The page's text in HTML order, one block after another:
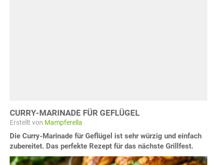
CURRY-MARINADE FÜR GEFLÜGEL
Erstellt von Mampferella
Die Curry-Marinade für Geflügel ist sehr würzig und einfach
zubereitet. Das perfekte Rezept für das nächste Grillfest.